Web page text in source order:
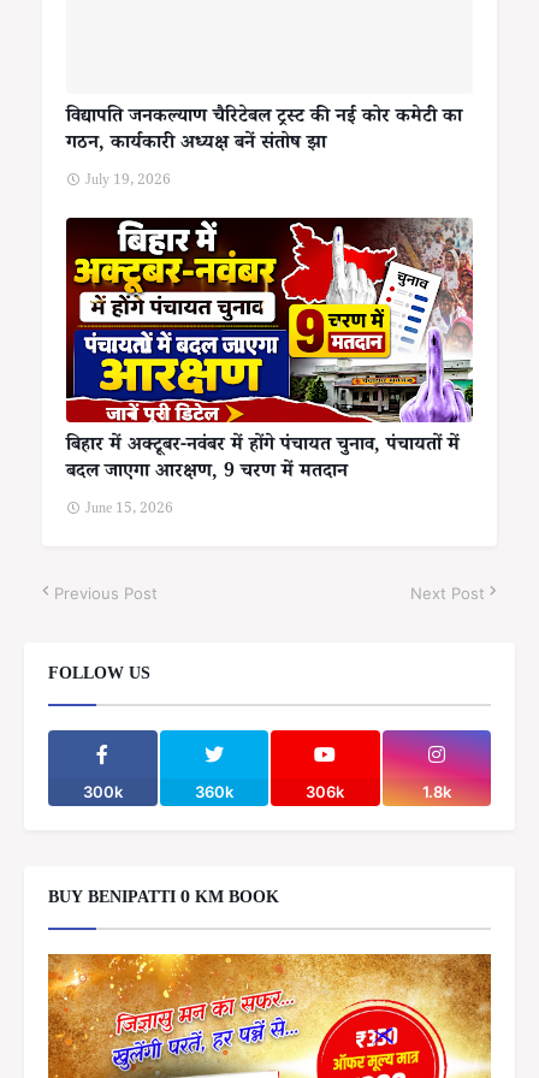
विद्यापति जनकल्याण चैरिटेबल ट्रस्ट की नई कोर कमेटी का
गठन, कार्यकारी अध्यक्ष बनें संतोष झा
July 19, 2026
बिहार में अक्टूबर-नवंबर में होंगे पंचायत चुनाव, पंचायतों में
बदल जाएगा आरक्षण, 9 चरण में मतदान
June 15, 2026
Previous Post Next Post
FOLLOW US
300k 360k 306k 1.8k
BUY BENIPATTI 0 KM BOOK